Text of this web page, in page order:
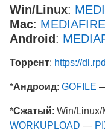
Win/Linux:
Mac: MEDIAFIRE
Android :
Торрент: https://
*Андроид: GOFILE
*Сжатый: Win/Linux/
WORKUPLOAD —